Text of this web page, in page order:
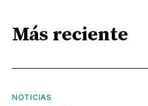
Más reciente
NOTICIAS